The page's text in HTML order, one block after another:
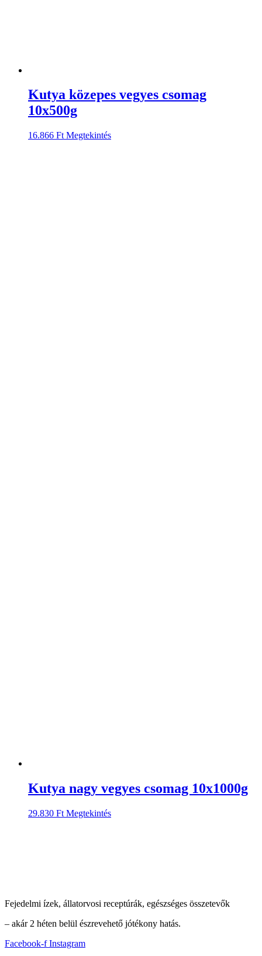
Kutya közepes vegyes csomag
10x500g
16.866 Ft Megtekintés
Kutya nagy vegyes csomag 10x1000g
29.830 Ft Megtekintés
Fejedelmi ízek, állatorvosi receptúrák, egészséges összetevők
– akár 2 héten belül észrevehető jótékony hatás.
Facebook-f Instagram